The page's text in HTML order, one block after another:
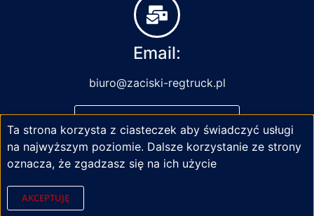
Email:
biuro@zaciski-regtruck.pl
NAPISZ DO NAS
Ta strona korzysta z ciasteczek aby świadczyć usługi
na najwyższym poziomie. Dalsze korzystanie ze strony
oznacza, że zgadzasz się na ich użycie
AKCEPTUJĘ